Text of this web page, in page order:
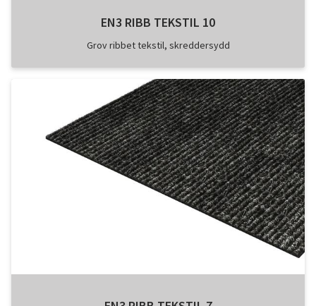
EN3 RIBB TEKSTIL 10
Grov ribbet tekstil, skreddersydd